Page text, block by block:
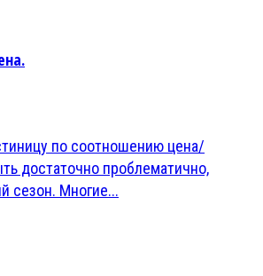
по соотношению цена/
достаточно проблематично,
сезон. Многие...